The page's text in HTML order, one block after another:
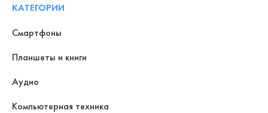
КАТЕГОРИИ
Смартфоны
Планшеты и книги
Аудио
Компьютерная техника